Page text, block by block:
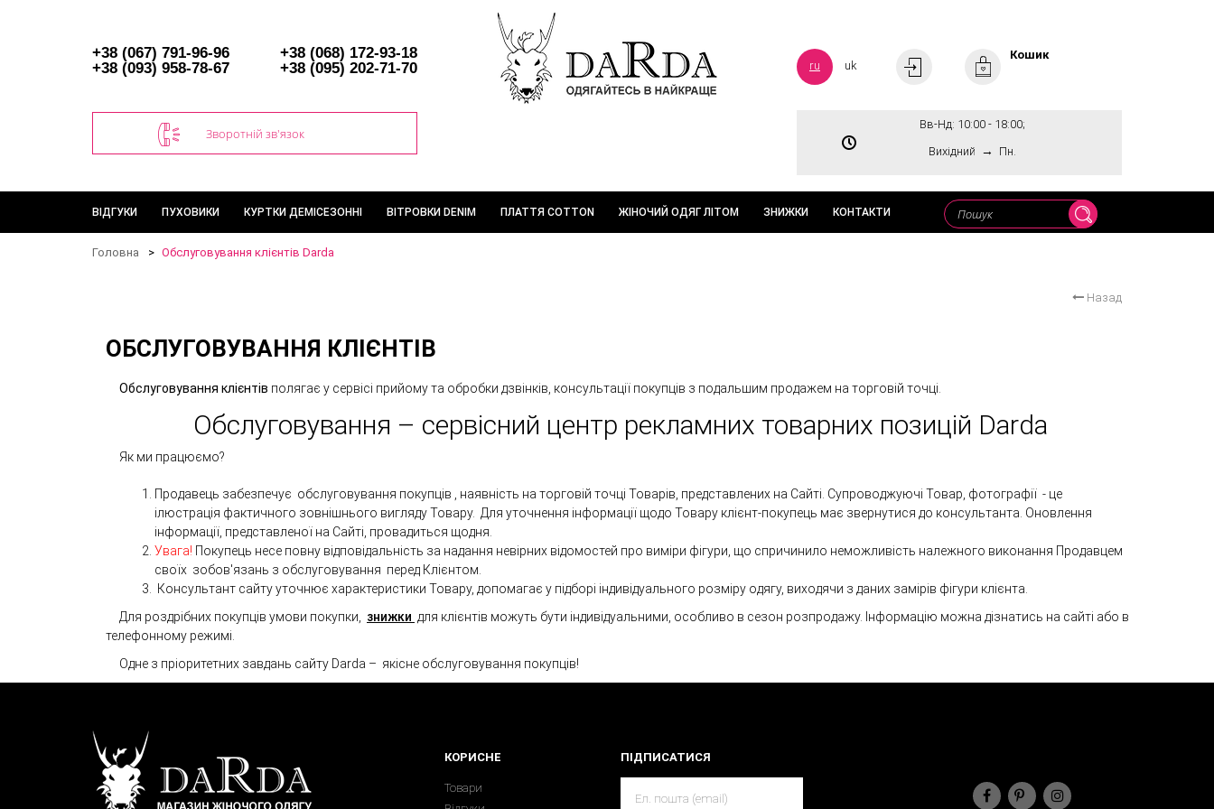
+38 (067) 791-96-96
+38 (068) 172-93-18
+38 (093) 958-78-67
+38 (095) 202-71-70
Зворотній зв'язок
ru uk
Кошик
Вв-Нд: 10:00 - 18:00;
Вихідний → Пн.
ВІДГУКИ ПУХОВИКИ КУРТКИ ДЕМІСЕЗОННІ ВІТРОВКИ DENIM ПЛАТТЯ COTTON ЖІНОЧИЙ ОДЯГ ЛІТОМ ЗНИЖКИ КОНТАКТИ
Головна Обслуговування клієнтів Darda
Назад
ОБСЛУГОВУВАННЯ КЛІЄНТІВ
Обслуговування клієнтів полягає у сервісі прийому та обробки дзвінків, консультації покупців з подальшим продажем на торговій точці.
Обслуговування – сервісний центр рекламних товарних позицій Darda
Як ми працюємо?
Продавець забезпечує обслуговування покупців , наявність на торговій точці Товарів, представлених на Сайті. Супроводжуючі Товар, фотографії - це ​​
ілюстрація фактичного зовнішнього вигляду Товару. Для уточнення інформації щодо Товару клієнт-покупець має звернутися до консультанта. Оновлення
інформації, представленої на Сайті, провадиться щодня.
Увага! Покупець несе повну відповідальність за надання невірних відомостей про виміри фігури, що спричинило неможливість належного виконання Продавцем
своїх зобов'язань з обслуговування перед Клієнтом.
Консультант сайту уточнює характеристики Товару, допомагає у підборі індивідуального розміру одягу, виходячи з даних замірів фігури клієнта.
Для роздрібних покупців умови покупки, знижки для клієнтів можуть бути індивідуальними, особливо в сезон розпродажу. Інформацію можна дізнатись на сайті або в
телефонному режимі.
Одне з пріоритетних завдань сайту Darda – якісне обслуговування покупців!
КОРИСНЕ
Товари
ПІДПИСАТИСЯ